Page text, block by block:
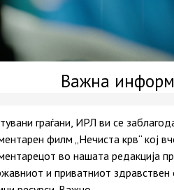
Важна
граѓани, ИРЛ ви се
филм „Нечиста крв“ кој
во нашата редакција
и приватниот